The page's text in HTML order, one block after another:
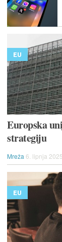
EU
Europska
strategiju
Mreža 6. lipnja 2025.
EU